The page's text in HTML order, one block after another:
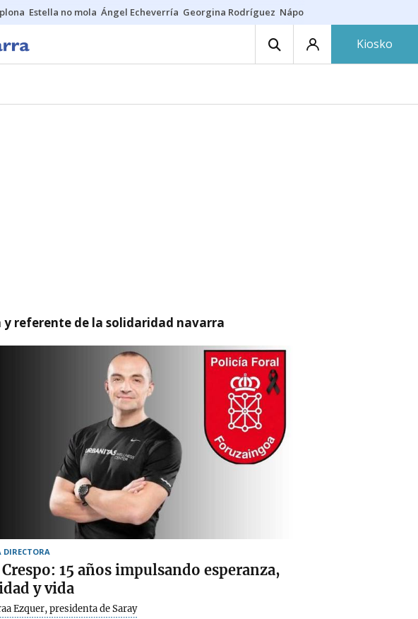
Estella no mola Ángel Echeverría Georgina Rodríguez Nápoles - Osasuna
Kiosko
y referente de la solidaridad navarra
DIRECTORA
15 años impulsando esperanza,
y vida
Ezquer, presidenta de Saray